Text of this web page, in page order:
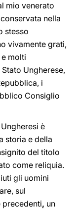
mio venerato
nella
stesso
vivamente grati,
molti
Ungherese,
i
Consiglio
è
storia e della
del titolo
come reliquia.
gli uomini
sul
, un